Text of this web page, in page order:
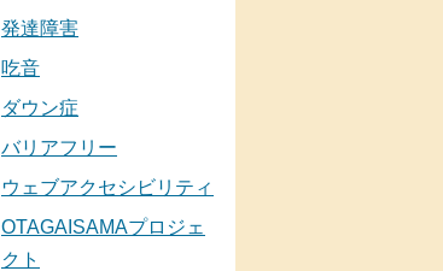
発達障害
吃音
ダウン症
バリアフリー
ウェブアクセシビリティ
OTAGAISAMAプロジェ
クト